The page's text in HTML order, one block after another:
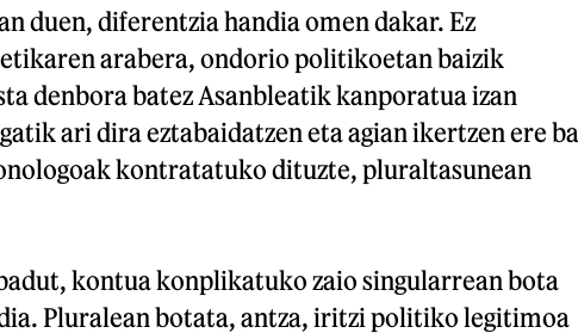
duen, diferentzia handia omen dakar. Ez
arabera, ondorio politikoetan baizik
denbora batez Asanbleatik kanporatua izan
ari dira eztabaidatzen eta agian ikertzen ere
kontratatuko dituzte, pluraltasunean
kontua konplikatuko zaio singularrean bota
Pluralean botata, antza, iritzi politiko legitimoa